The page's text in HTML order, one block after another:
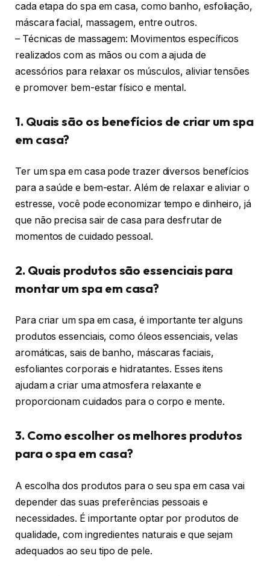
cada etapa do spa em casa, como banho, esfoliação,
máscara facial, massagem, entre outros.
– Técnicas de massagem: Movimentos específicos
realizados com as mãos ou com a ajuda de
acessórios para relaxar os músculos, aliviar tensões
e promover bem-estar físico e mental.
1. Quais são os benefícios de criar um spa
em casa?
Ter um spa em casa pode trazer diversos benefícios
para a saúde e bem-estar. Além de relaxar e aliviar o
estresse, você pode economizar tempo e dinheiro, já
que não precisa sair de casa para desfrutar de
momentos de cuidado pessoal.
2. Quais produtos são essenciais para
montar um spa em casa?
Para criar um spa em casa, é importante ter alguns
produtos essenciais, como óleos essenciais, velas
aromáticas, sais de banho, máscaras faciais,
esfoliantes corporais e hidratantes. Esses itens
ajudam a criar uma atmosfera relaxante e
proporcionam cuidados para o corpo e mente.
3. Como escolher os melhores produtos
para o spa em casa?
A escolha dos produtos para o seu spa em casa vai
depender das suas preferências pessoais e
necessidades. É importante optar por produtos de
qualidade, com ingredientes naturais e que sejam
adequados ao seu tipo de pele.